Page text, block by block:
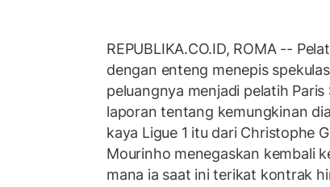
REPUBLIKA.CO.ID, ROMA --
dengan enteng menepis
peluangnya menjadi pelatih
laporan tentang kemungkinan
kaya Ligue 1 itu dari Christophe
Mourinho menegaskan kembali
mana ia saat ini terikat kontrak